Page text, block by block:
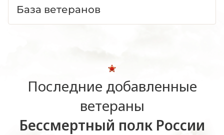
База ветеранов
Последние добавленные
ветераны
Бессмертный полк России